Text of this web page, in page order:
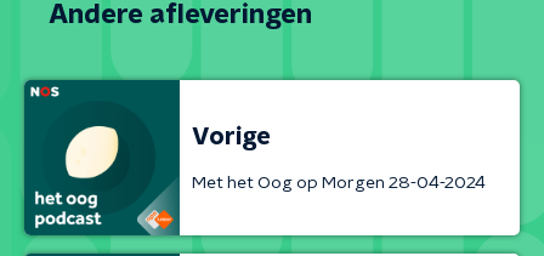
Andere afleveringen
Vorige
Met het Oog op Morgen 28-04-2024